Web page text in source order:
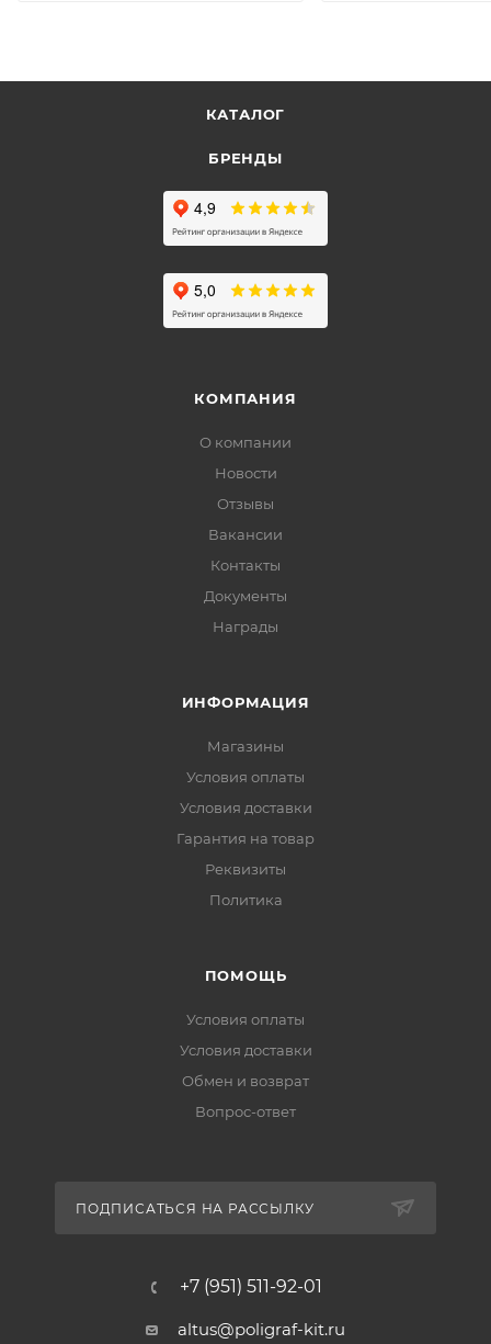
КАТАЛОГ
БРЕНДЫ
КОМПАНИЯ
О компании
Новости
Отзывы
Вакансии
Контакты
Документы
Награды
ИНФОРМАЦИЯ
Магазины
Условия оплаты
Условия доставки
Гарантия на товар
Реквизиты
Политика
ПОМОЩЬ
Условия оплаты
Условия доставки
Обмен и возврат
Вопрос-ответ
ПОДПИСАТЬСЯ НА РАССЫЛКУ
+7 (951) 511-92-01
altus@poligraf-kit.ru